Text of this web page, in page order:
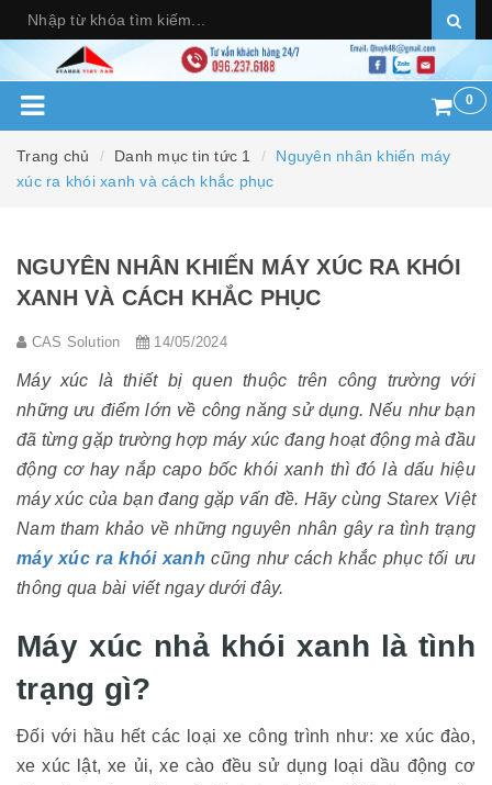
0
Trang chủ Danh mục tin tức 1
Nguyên nhân khiến máy
xúc ra khói xanh và cách khắc phục
NGUYÊN NHÂN KHIẾN MÁY XÚC RA KHÓI
XANH VÀ CÁCH KHẮC PHỤC
CAS Solution 14/05/2024
Máy xúc là thiết bị quen thuộc trên công trường với
những ưu điểm lớn về công năng sử dụng. Nếu như bạn
đã từng gặp trường hợp máy xúc đang hoạt động mà đầu
động cơ hay nắp capo bốc khói xanh thì đó là dấu hiệu
máy xúc của bạn đang gặp vấn đề. Hãy cùng Starex Việt
Nam tham khảo về những nguyên nhân gây ra tình trạng
máy xúc ra khói xanh cũng như cách khắc phục tối ưu
thông qua bài viết ngay dưới đây.
Máy xúc nhả khói xanh là tình
trạng gì?
Đối với hầu hết các loại xe công trình như: xe xúc đào,
xe xúc lật, xe ủi, xe cào đều sử dụng loại dầu động cơ